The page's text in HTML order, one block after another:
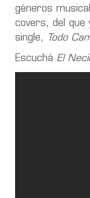
géneros
covers, del que
single,
Todo
Escuchá El